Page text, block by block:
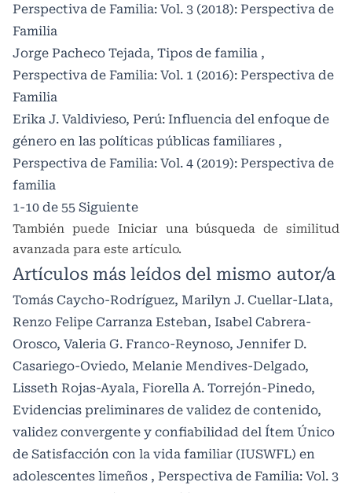
Perspectiva de Familia: Vol. 3 (2018): Perspectiva de
Familia
Jorge Pacheco Tejada, Tipos de familia ,
Perspectiva de Familia: Vol. 1 (2016): Perspectiva de
Familia
Erika J. Valdivieso, Perú: Influencia del enfoque de
género en las políticas públicas familiares ,
Perspectiva de Familia: Vol. 4 (2019): Perspectiva de
familia
1-10 de 55 Siguiente
También puede Iniciar una búsqueda de similitud
avanzada para este artículo.
Artículos más leídos del mismo autor/a
Tomás Caycho-Rodríguez, Marilyn J. Cuellar-Llata,
Renzo Felipe Carranza Esteban, Isabel Cabrera-
Orosco, Valeria G. Franco-Reynoso, Jennifer D.
Casariego-Oviedo, Melanie Mendives-Delgado,
Lisseth Rojas-Ayala, Fiorella A. Torrejón-Pinedo,
Evidencias preliminares de validez de contenido,
validez convergente y confiabilidad del Ítem Único
de Satisfacción con la vida familiar (IUSWFL) en
adolescentes limeños , Perspectiva de Familia: Vol. 3